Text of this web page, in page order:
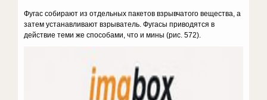
Фугас собирают из от­дельных пакетов взрывчатого ве­щества, а
затем устанавливают взрыватель. Фугасы приводятся в
действие теми же способами, что и мины (рис. 572).